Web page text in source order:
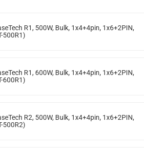
R1, 500W, Bulk, 1x4+4pin, 1x6+2PIN,
500R1)
R1, 600W, Bulk, 1x4+4pin, 1x6+2PIN,
600R1)
R2, 500W, Bulk, 1x4+4pin, 1x6+2PIN,
500R2)